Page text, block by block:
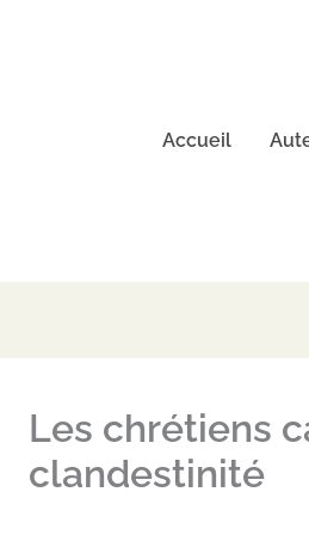
Accueil
Les chrétiens
clandestinité